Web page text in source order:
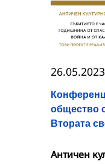
общество
Втората
Античен